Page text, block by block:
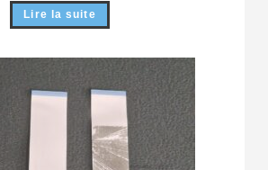
Lire la suite